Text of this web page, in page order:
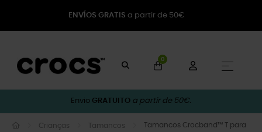
ENVÍOS GRATIS a partir de 50€
0
☰
Envio GRATUITO a partir de 50€.
Crianças Tamancos
Tamancos Crocband™ T para